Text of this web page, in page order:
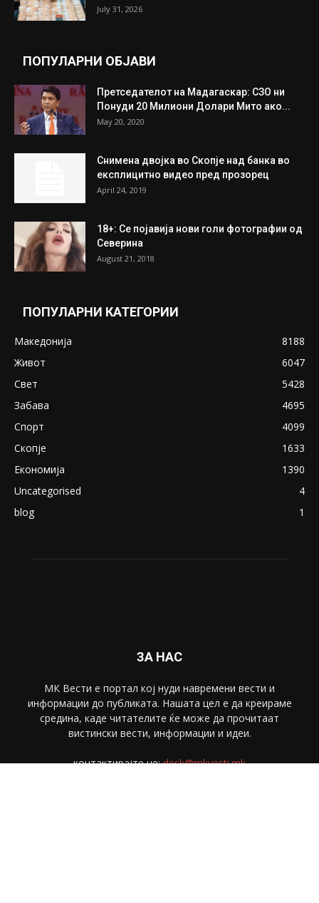
July 31, 2026
ПОПУЛАРНИ ОБЈАВИ
Претседателот на Мадагаскар: СЗО ни
Понуди 20 Милиони Долари Мито ако...
May 20, 2020
Снимена двојка во Скопје над банка во
експлицитно видео пред прозорец
April 24, 2019
18+: Се појавија нови голи фотографии од
Северина
August 21, 2018
ПОПУЛАРНИ КАТЕГОРИИ
Македонија
8188
Живот
6047
Свет
5428
Забава
4695
Спорт
4099
Скопје
1633
Економија
1390
Uncategorised
4
blog
1
ЗА НАС
МК Вести е портал коj нуди навремени вести и
информации до публиката. Нашата цел е да креираме
средина, каде читателите ќе може да прочитаат
вистински вести, информации и идеи.
контактирајте не:desk@mkvesti.mk